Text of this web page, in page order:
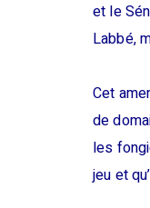
et le
Labbé,
Cet
de
les
jeu et